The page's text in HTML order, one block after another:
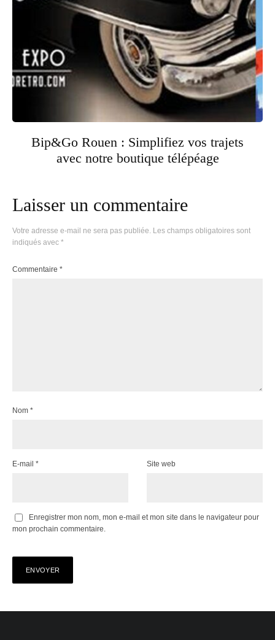
Bip&Go Rouen : Simplifiez vos trajets
avec notre boutique télépéage
Laisser un commentaire
Votre adresse e-mail ne sera pas publiée. Les champs obligatoires sont
indiqués avec *
Commentaire *
Nom *
E-mail * Site web
Enregistrer mon nom, mon e-mail et mon site dans le navigateur pour
mon prochain commentaire.